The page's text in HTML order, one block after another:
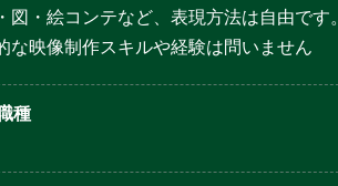
図・絵コンテなど、表現方法は自由です。
な映像制作スキルや経験は問いません
種